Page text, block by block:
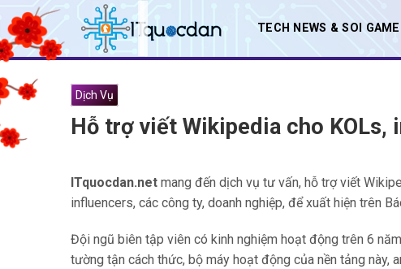
Skip
to
content
TECH NEWS & SOI GAME
Dịch Vụ
Hỗ trợ viết Wikipedia cho KOLs,
ITquocdan.net mang đến dịch vụ tư vấn, hỗ trợ viết
influencers, các công ty, doanh nghiệp, để xuất hiện trên
Đội ngũ biên tập viên có kinh nghiệm hoạt động trên 6
tường tận cách thức, bộ máy hoạt động của nền tảng này,